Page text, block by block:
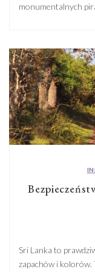
monumentalnych
najważniejsze
odkrywane pod
egiptologów. Dzięki
Sri Lanka to
zapachów i kolorów.